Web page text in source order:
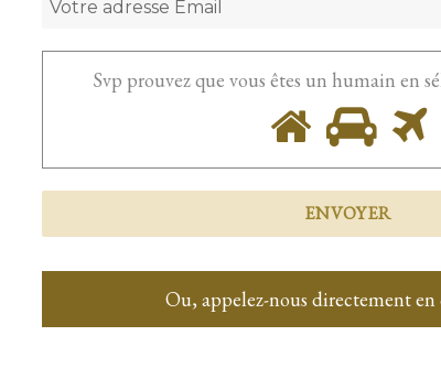
Svp prouvez que vous êtes un humain en
Ou, appelez-nous directement